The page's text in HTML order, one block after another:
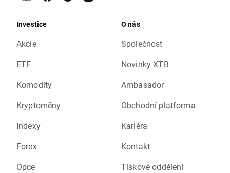
Investice
Akcie
ETF
Komodity
Kryptoměny
Indexy
Forex
Opce
O nás
Společnost
Novinky XTB
Ambasador
Obchodní platforma
Kariéra
Kontakt
Tiskové oddělení